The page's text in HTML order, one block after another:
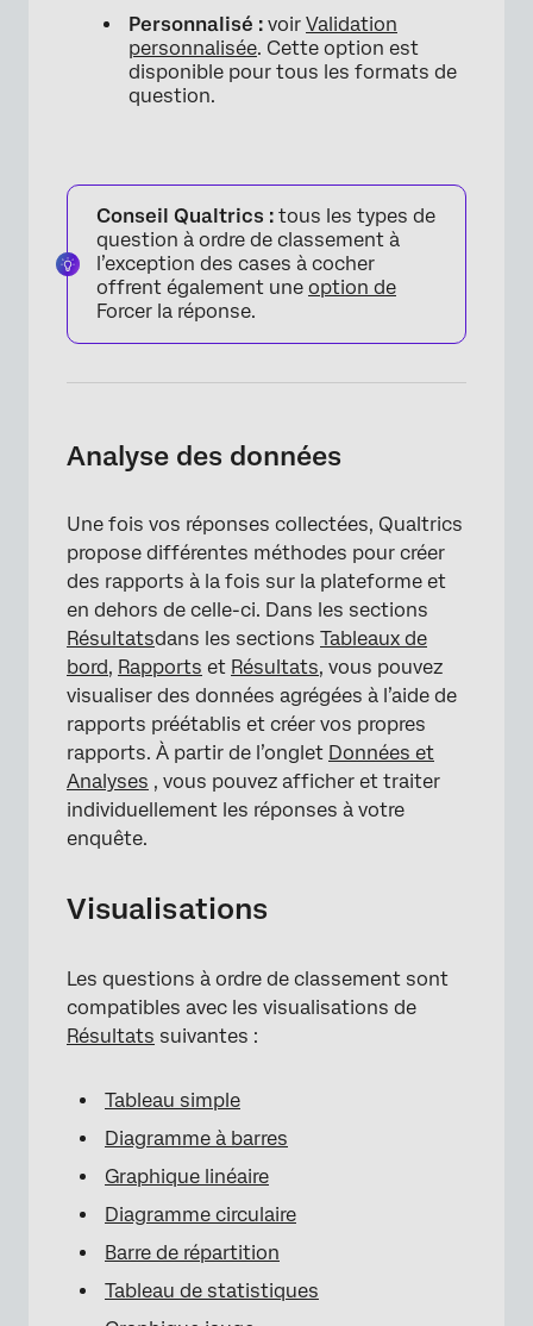
Personnalisé : voir Validation
personnalisée. Cette option est
disponible pour tous les formats de
question.
Conseil Qualtrics : tous les types de
question à ordre de classement à
l’exception des cases à cocher
offrent également une option de
Forcer la réponse.
Analyse des données
Une fois vos réponses collectées, Qualtrics
propose différentes méthodes pour créer
des rapports à la fois sur la plateforme et
en dehors de celle-ci. Dans les sections
Résultatsdans les sections Tableaux de
bord, Rapports et Résultats, vous pouvez
visualiser des données agrégées à l’aide de
rapports préétablis et créer vos propres
rapports. À partir de l’onglet Données et
Analyses , vous pouvez afficher et traiter
individuellement les réponses à votre
enquête.
Visualisations
Les questions à ordre de classement sont
compatibles avec les visualisations de
Résultats suivantes :
Tableau simple
Diagramme à barres
Graphique linéaire
Diagramme circulaire
Barre de répartition
Tableau de statistiques